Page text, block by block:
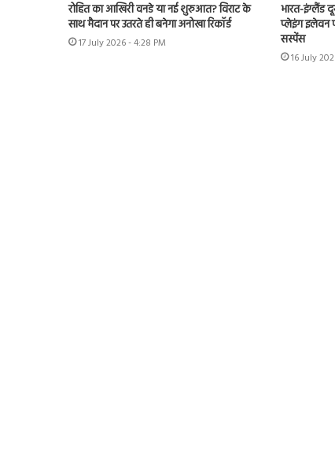
रोहित का आखिरी वनडे या नई शुरुआत? विराट के
साथ मैदान पर उतरते ही बनेगा अनोखा रिकॉर्ड
17 July 2026 - 4:28 PM
भारत-इंग्लैंड
प्लेइंग इलेवन
सस्पेंस
16 July